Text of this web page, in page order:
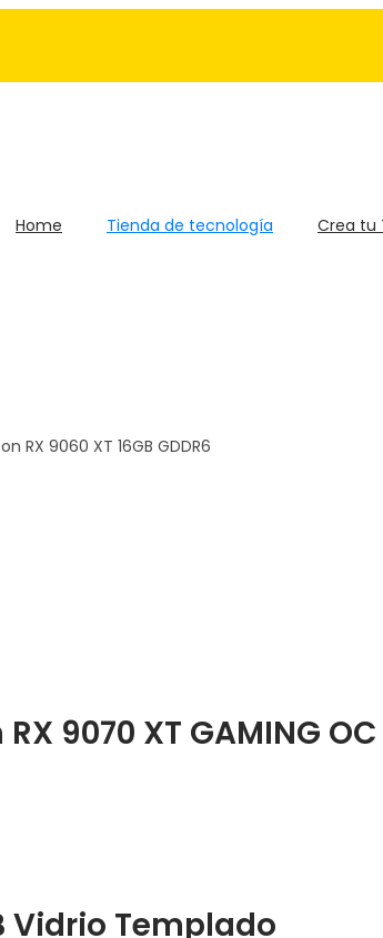
Home Tienda de tecnología Crea tu
RX 9060 XT 16GB GDDR6
9070 XT GAMING OC
Vidrio Templado